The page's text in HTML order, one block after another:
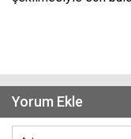
Yorum Ekle